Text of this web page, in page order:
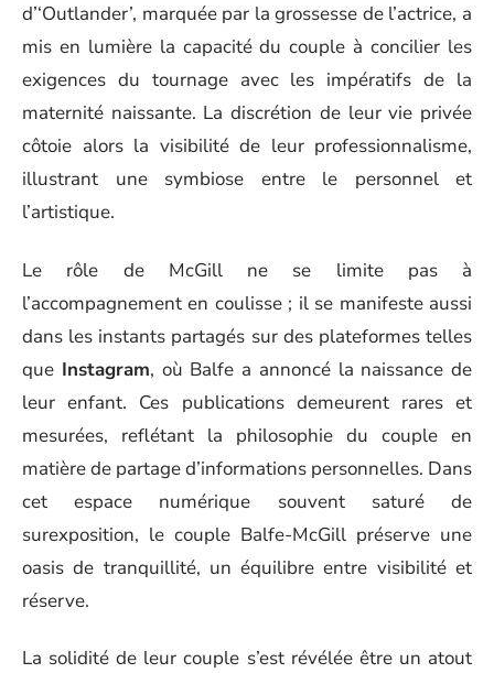
d’‘Outlander’, marquée par la grossesse de l’actrice, a
mis en lumière la capacité du couple à concilier les
exigences du tournage avec les impératifs de la
maternité naissante. La discrétion de leur vie privée
côtoie alors la visibilité de leur professionnalisme,
illustrant une symbiose entre le personnel et
l’artistique.
Le rôle de McGill ne se limite pas à
l’accompagnement en coulisse ; il se manifeste aussi
dans les instants partagés sur des plateformes telles
que Instagram, où Balfe a annoncé la naissance de
leur enfant. Ces publications demeurent rares et
mesurées, reflétant la philosophie du couple en
matière de partage d’informations personnelles. Dans
cet espace numérique souvent saturé de
surexposition, le couple Balfe-McGill préserve une
oasis de tranquillité, un équilibre entre visibilité et
réserve.
La solidité de leur couple s’est révélée être un atout